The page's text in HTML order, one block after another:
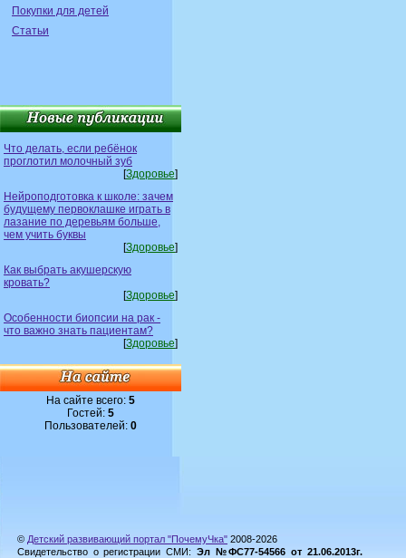
Покупки для детей
Статьи
Что делать, если ребёнок
проглотил молочный зуб
[Здоровье]
Нейроподготовка к школе: зачем
будущему первоклашке играть в
лазание по деревьям больше,
чем учить буквы
[Здоровье]
Как выбрать акушерскую
кровать?
[Здоровье]
Особенности биопсии на рак -
что важно знать пациентам?
[Здоровье]
На сайте всего: 5
Гостей: 5
Пользователей: 0
© Детский развивающий портал "ПочемуЧка" 2008-2026
Свидетельство о регистрации СМИ: Эл №ФС77-54566 от 21.06.2013г.